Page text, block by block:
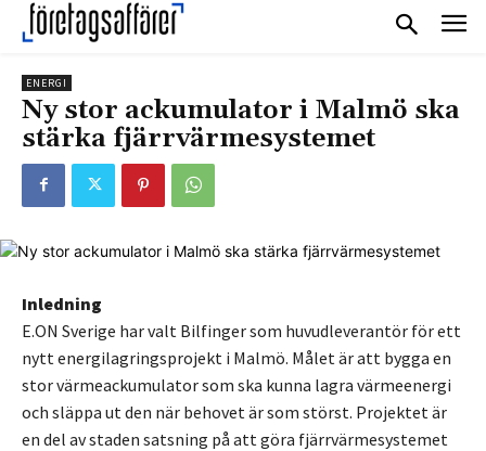
ENERGI
Ny stor ackumulator i Malmö ska
stärka fjärrvärmesystemet
Inledning
E.ON Sverige har valt Bilfinger som huvudleverantör för ett
nytt energilagringsprojekt i Malmö. Målet är att bygga en
stor värmeackumulator som ska kunna lagra värmeenergi
och släppa ut den när behovet är som störst. Projektet är
en del av staden satsning på att göra fjärrvärmesystemet